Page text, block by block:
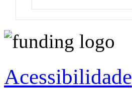
Acessibilidade